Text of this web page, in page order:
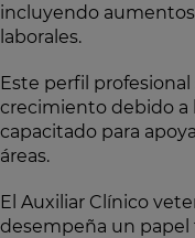
incluyendo
laborales.
Este perfil
crecimiento debido a
capacitado para
áreas.
El Auxiliar Clínico
desempeña un papel